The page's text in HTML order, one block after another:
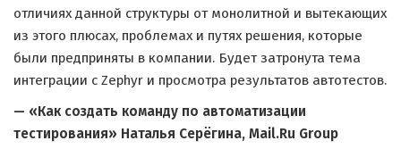
отличиях данной структуры от монолитной и вытекающих
из этого плюсах, проблемах и путях решения, которые
были предприняты в компании. Будет затронута тема
интеграции с Zephyr и просмотра результатов автотестов.
— «Как создать команду по автоматизации
тестирования» Наталья Серёгина, Mail.Ru Group